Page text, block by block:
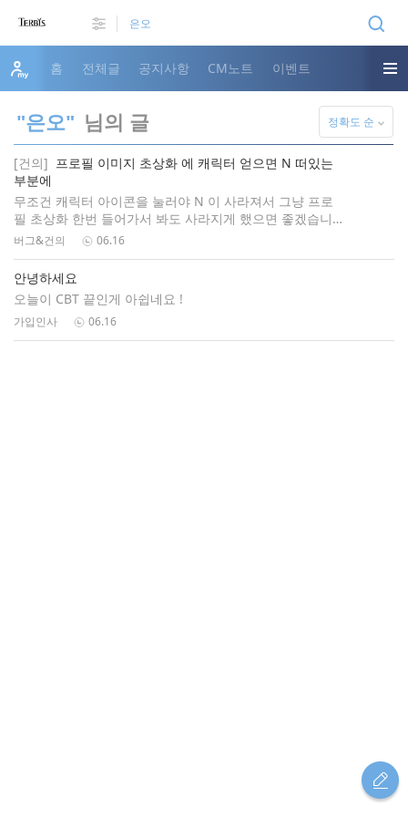
홈 전체글 공지사항 CM노트 이벤트
"은오" 님의 글 정확도 순
[건의] 프로필 이미지 초상화 에 캐릭터 얻으면 N 떠있는
부분에
무조건 캐릭터 아이콘을 눌러야 N 이 사라져서 그냥 프로
필 초상화 한번 들어가서 봐도 사라지게 했으면 좋겠습니
다.
버그&건의 06.16
안녕하세요
오늘이 CBT 끝인게 아쉽네요 !
가입인사 06.16